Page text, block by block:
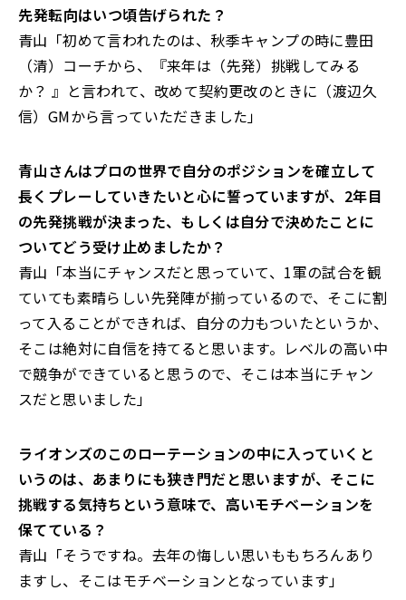
――先発転向はいつ頃告げられた？
青山「初めて言われたのは、秋季キャンプの時に豊田
（清）コーチから、『来年は（先発）挑戦してみる
か？ 』と言われて、改めて契約更改のときに（渡辺久
信）GMから言っていただきました」
――青山さんはプロの世界で自分のポジションを確立して
長くプレーしていきたいと心に誓っていますが、2年目
の先発挑戦が決まった、もしくは自分で決めたことに
ついてどう受け止めましたか？
青山「本当にチャンスだと思っていて、1軍の試合を観
ていても素晴らしい先発陣が揃っているので、そこに割
って入ることができれば、自分の力もついたというか、
そこは絶対に自信を持てると思います。レベルの高い中
で競争ができていると思うので、そこは本当にチャン
スだと思いました」
――ライオンズのこのローテーションの中に入っていくと
いうのは、あまりにも狭き門だと思いますが、そこに
挑戦する気持ちという意味で、高いモチベーションを
保てている？
青山「そうですね。去年の悔しい思いももちろんあり
ますし、そこはモチベーションとなっています」